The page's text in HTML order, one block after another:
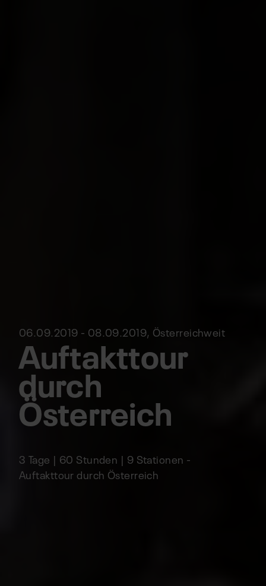
06.09.2019 - 08.09.2019, Österreichweit
Auftakttour
durch
Österreich
3 Tage | 60 Stunden | 9 Stationen -
Auftakttour durch Österreich